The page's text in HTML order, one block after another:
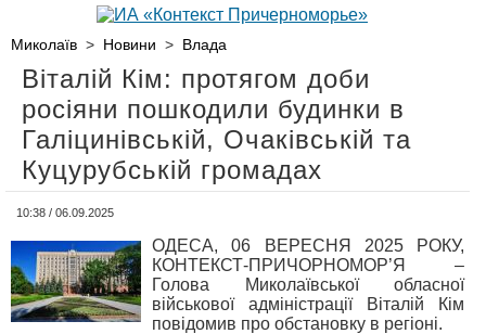
Миколаїв > Новини > Влада
Віталій Кім: протягом доби
росіяни пошкодили будинки в
Галіцинівській, Очаківській та
Куцурубській громадах
10:38 / 06.09.2025
ОДЕСА, 06 ВЕРЕСНЯ 2025 РОКУ,
КОНТЕКСТ-ПРИЧОРНОМОР’Я –
Голова Миколаївської обласної
військової адміністрації Віталій Кім
повідомив про обстановку в регіоні.